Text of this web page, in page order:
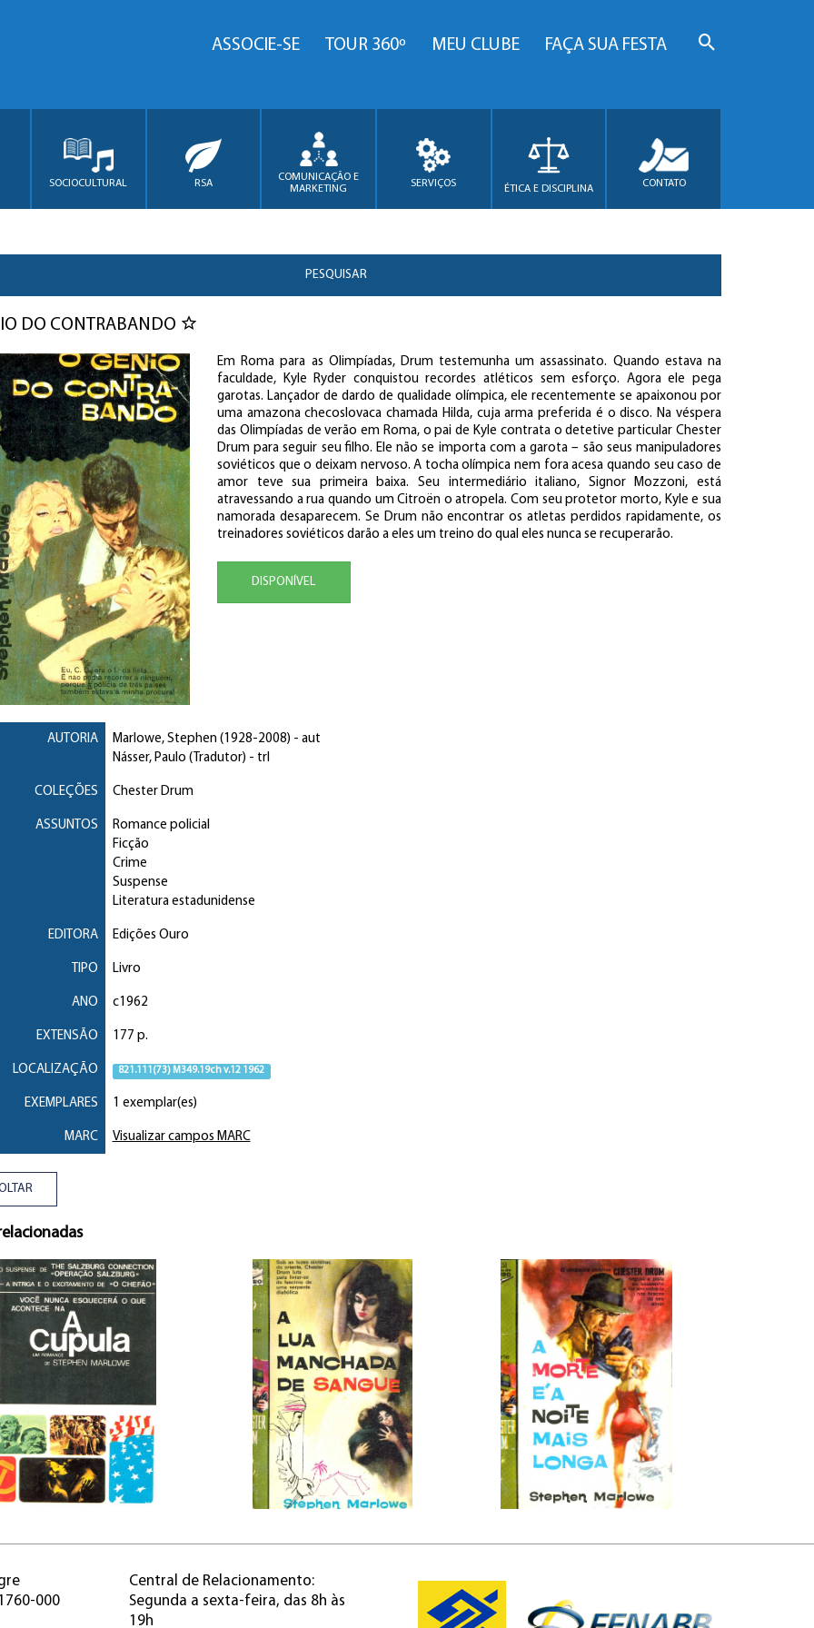
ASSOCIE-SE TOUR 360º MEU CLUBE FAÇA SUA FESTA
SOCIOCULTURAL RSA
COMUNICAÇÃO E
MARKETING
SERVIÇOS ÉTICA E DISCIPLINA CONTATO
PESQUISAR
DO CONTRABANDO
Em Roma para as Olimpíadas, Drum testemunha um assassinato. Quando estava na
faculdade, Kyle Ryder conquistou recordes atléticos sem esforço. Agora ele pega
garotas. Lançador de dardo de qualidade olímpica, ele recentemente se apaixonou por
uma amazona checoslovaca chamada Hilda, cuja arma preferida é o disco. Na véspera
das Olimpíadas de verão em Roma, o pai de Kyle contrata o detetive particular Chester
Drum para seguir seu filho. Ele não se importa com a garota – são seus manipuladores
soviéticos que o deixam nervoso. A tocha olímpica nem fora acesa quando seu caso de
amor teve sua primeira baixa. Seu intermediário italiano, Signor Mozzoni, está
atravessando a rua quando um Citroën o atropela. Com seu protetor morto, Kyle e sua
namorada desaparecem. Se Drum não encontrar os atletas perdidos rapidamente, os
treinadores soviéticos darão a eles um treino do qual eles nunca se recuperarão.
DISPONÍVEL
AUTORIA Marlowe, Stephen (1928-2008) - aut
Násser, Paulo (Tradutor) - trl
COLEÇÕES Chester Drum
ASSUNTOS
Romance policial
Ficção
Crime
Suspense
Literatura estadunidense
EDITORA Edições Ouro
TIPO Livro
ANO c1962
EXTENSÃO 177 p.
LOCALIZAÇÃO 821.111(73) M349.19ch v.12 1962
EXEMPLARES 1 exemplar(es)
MARC Visualizar campos MARC
000
Central de Relacionamento:
Segunda a sexta-feira, das 8h às
19h